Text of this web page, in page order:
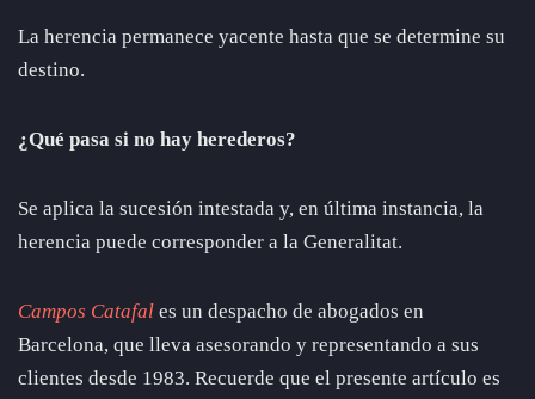
La herencia permanece yacente hasta que se determine su
destino.
¿Qué pasa si no hay herederos?
Se aplica la sucesión intestada y, en última instancia, la
herencia puede corresponder a la Generalitat.
Campos Catafal es un despacho de abogados en
Barcelona, que lleva asesorando y representando a sus
clientes desde 1983. Recuerde que el presente artículo es